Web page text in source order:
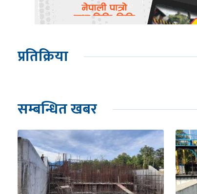
प्रतिक्रिया
सम्बन्धित खबर